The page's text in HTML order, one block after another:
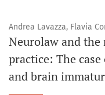
Andrea Lavazza, Flavia
Neurolaw and
practice: The
and brain